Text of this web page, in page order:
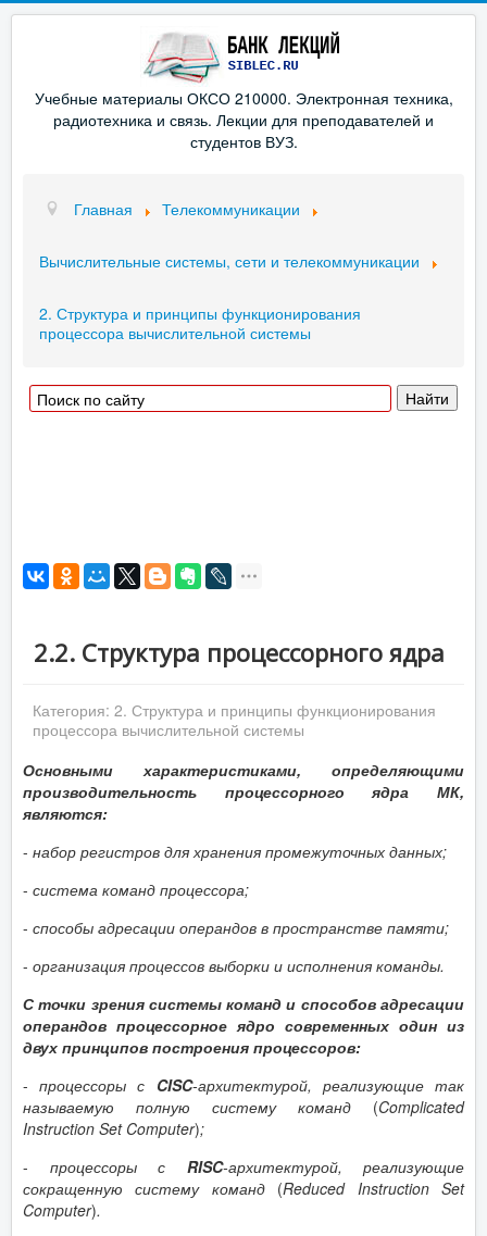
Учебные материалы ОКСО 210000. Электронная техника,
радиотехника и связь. Лекции для преподавателей и
студентов ВУЗ.
Главная Телекоммуникации
Вычислительные системы, сети и телекоммуникации
2. Структура и принципы функционирования
процессора вычислительной системы
2.2. Структура процессорного ядра
Категория: 2. Структура и принципы функционирования
процессора вычислительной системы
Основными характеристиками, определяющими
производительность процессорного ядра МК,
являются:
- набор регистров для хранения промежуточных данных;
- система команд процессора;
- способы адресации операндов в пространстве памяти;
- организация процессов выборки и исполнения команды.
С точки зрения системы команд и способов адресации
операндов процессорное ядро современных один из
двух принципов построения процессоров:
-процессоры с CISC-архитектурой, реализующие так
называемую полную систему команд (Complicated
Instruction Set Computer);
- процессоры с RISC-архитектурой, реализующие
сокращенную систему команд (Reduced Instruction Set
Computer).